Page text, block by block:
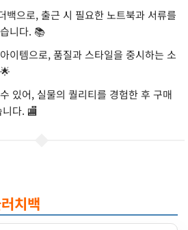
백으로, 출근 시 필요한 노트북과 서류를
니다. 📚
이템으로, 품질과 스타일을 중시하는 소
있어, 실물의 퀄리티를 경험한 후 구매
다. 🏬
치백